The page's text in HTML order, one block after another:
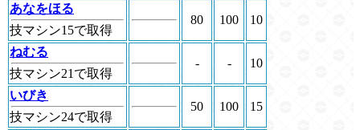
あなをほる
技マシン15で取得
80 100 10
ねむる
技マシン21で取得
- - 10
いびき
技マシン24で取得
50 100 15